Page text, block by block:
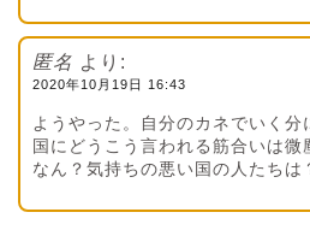
匿名 より:
2020年10月19日 16:43
ようやった。自分のカネでいく
国にどうこう言われる筋合いは微
なん？気持ちの悪い国の人たちは